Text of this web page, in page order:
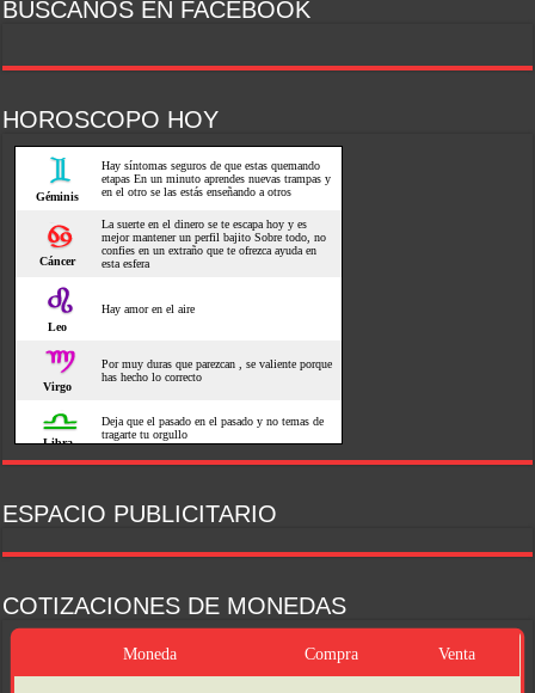
BUSCANOS EN FACEBOOK
HOROSCOPO HOY
ESPACIO PUBLICITARIO
COTIZACIONES DE MONEDAS
Moneda Compra Venta